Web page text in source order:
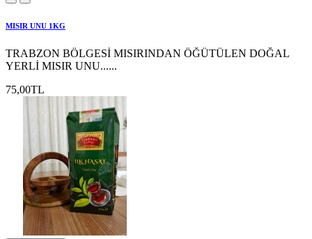
MISIR UNU 1KG
TRABZON BÖLGESİ MISIRINDAN ÖĞÜTÜLEN DOĞAL
YERLİ MISIR UNU......
75,00TL